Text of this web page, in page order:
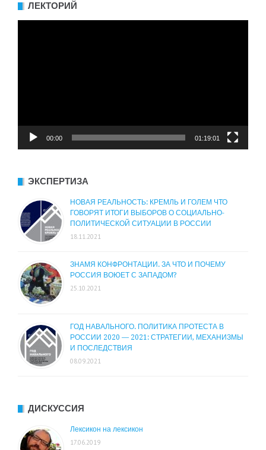
ЛЕКТОРИЙ
00:00 01:19:01
ЭКСПЕРТИЗА
НОВАЯ РЕАЛЬНОСТЬ: КРЕМЛЬ И ГОЛЕМ ЧТО
ГОВОРЯТ ИТОГИ ВЫБОРОВ О СОЦИАЛЬНО-
ПОЛИТИЧЕСКОЙ СИТУАЦИИ В РОССИИ
18.11.2021
ЗНАМЯ КОНФРОНТАЦИИ. ЗА ЧТО И ПОЧЕМУ
РОССИЯ ВОЮЕТ С ЗАПАДОМ?
25.10.2021
ГОД НАВАЛЬНОГО. ПОЛИТИКА ПРОТЕСТА В
РОССИИ 2020 — 2021: СТРАТЕГИИ, МЕХАНИЗМЫ
И ПОСЛЕДСТВИЯ
08.09.2021
ДИСКУССИЯ
Лексикон на лексикон
17.06.2019